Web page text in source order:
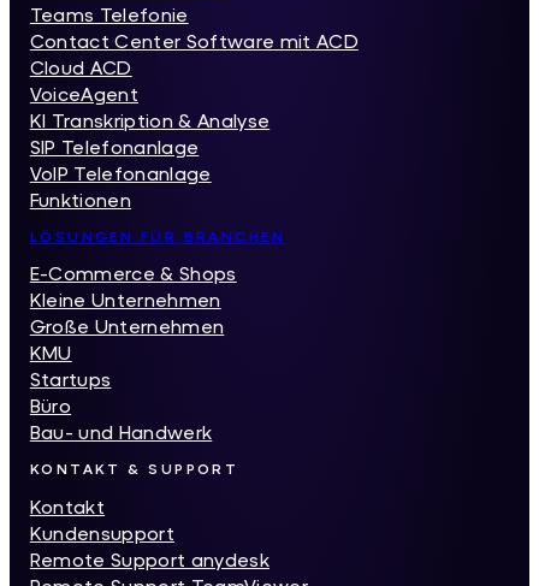
Teams Telefonie
Contact Center Software mit ACD
Cloud ACD
VoiceAgent
KI Transkription & Analyse
SIP Telefonanlage
VoIP Telefonanlage
Funktionen
LÖSUNGEN FÜR BRANCHEN
E-Commerce & Shops
Kleine Unternehmen
Große Unternehmen
KMU
Startups
Büro
Bau- und Handwerk
KONTAKT & SUPPORT
Kontakt
Kundensupport
Remote Support anydesk